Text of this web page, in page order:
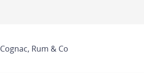
Cognac, Rum & Co